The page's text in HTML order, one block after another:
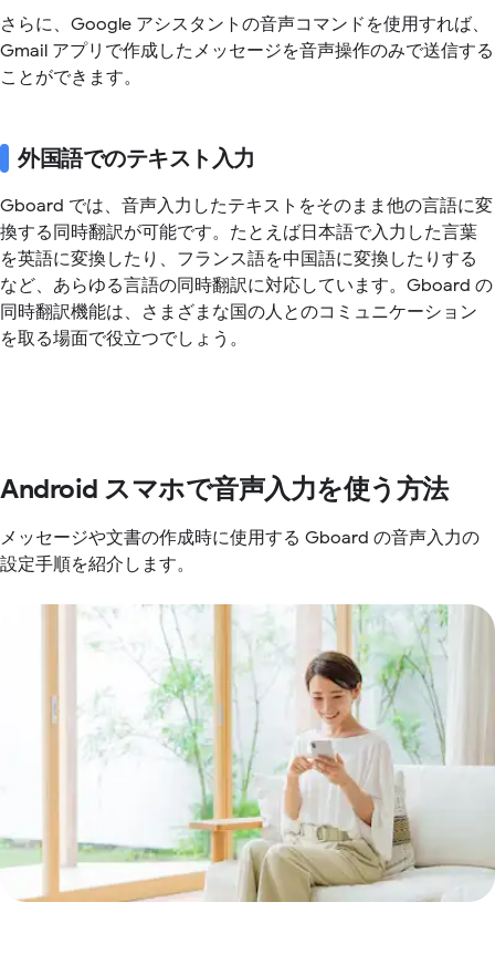
さらに、Google アシスタントの音声コマンドを使用すれば、
Gmail アプリで作成したメッセージを音声操作のみで送信する
ことができます。
外国語でのテキスト入力
Gboard では、音声入力したテキストをそのまま他の言語に変
換する同時翻訳が可能です。たとえば日本語で入力した言葉
を英語に変換したり、フランス語を中国語に変換したりする
など、あらゆる言語の同時翻訳に対応しています。Gboard の
同時翻訳機能は、さまざまな国の人とのコミュニケーション
を取る場面で役立つでしょう。
Android スマホで音声入力を使う方法
メッセージや文書の作成時に使用する Gboard の音声入力の
設定手順を紹介します。